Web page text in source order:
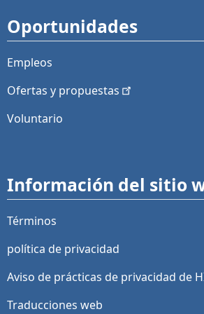
Oportunidades
Empleos
Ofertas y propuestas
Voluntario
Información del sitio
Términos
política de privacidad
Aviso de prácticas de privacidad de
Traducciones web